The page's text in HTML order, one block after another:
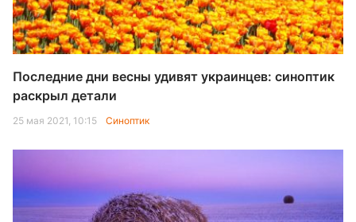
Последние дни весны удивят украинцев: синоптик
раскрыл детали
25 мая 2021, 10:15 Синоптик